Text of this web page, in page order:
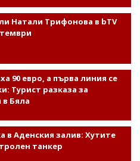
Натали Трифонова в bTV
90 евро, а първа линия се
Турист разказа за
в Бяла
в Аденския залив: Хутите
танкер